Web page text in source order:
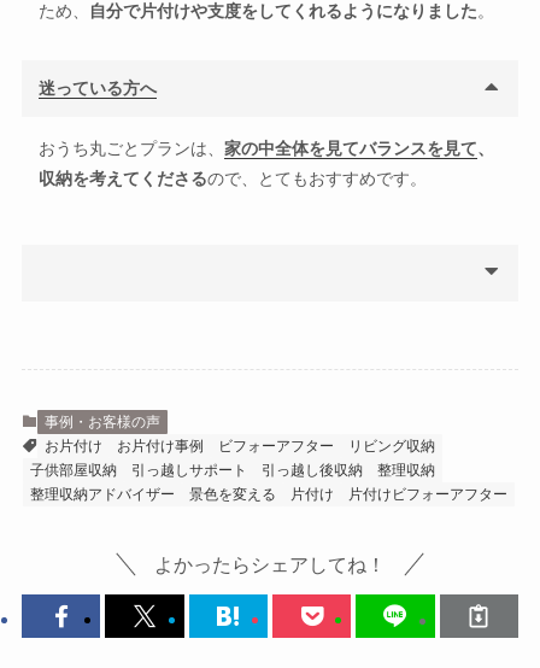
ため、
自分で片付けや支度をしてくれるようになりました。
迷っている方へ
おうち丸ごとプランは、 家の中全体を見てバランスを見て、
収納を考えてくださるので、とてもおすすめです。
事例・お客様の声
お片付け
お片付け事例 ビフォーアフター
リビング収納
子供部屋収納
引っ越しサポート 引っ越し後収納
整理収納
整理収納アドバイザー
景色を変える 片付け 片付けビフォーアフター
よかったらシェアしてね！